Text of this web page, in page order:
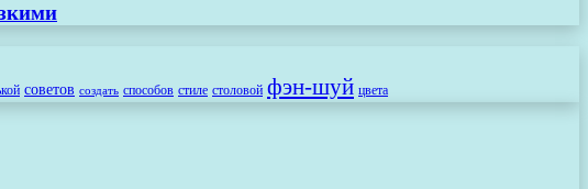
советов создать способов стиле столовой фэн-шуй цвета